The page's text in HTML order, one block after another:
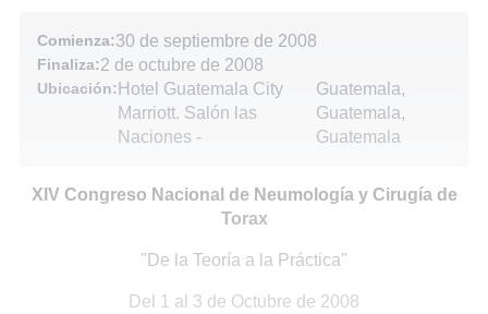
Comienza:30 de septiembre de 2008
Finaliza:2 de octubre de 2008
Ubicación: Hotel Guatemala City
Marriott. Salón las
Naciones -
Guatemala,
Guatemala,
Guatemala
XIV Congreso Nacional de Neumología y Cirugía de
Torax
"De la Teoría a la Práctica"
Del 1 al 3 de Octubre de 2008